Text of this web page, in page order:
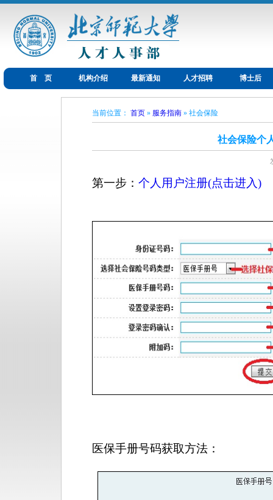
首 页 机构介绍 最新通知 人才招聘 博士后
当前位置： 首页» 服务指南» 社会保险
社会保险个
第一步： 个人用户注册(点击进入)
医保手册号码获取方法：